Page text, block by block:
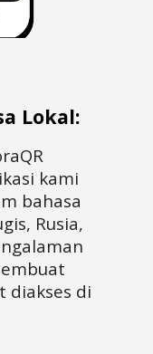
Lokal:
kami
bahasa
Rusia,
diakses di